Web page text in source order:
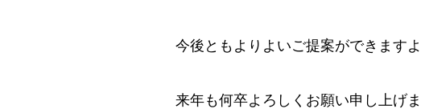
今後ともよりよいご提案ができます
来年も何卒よろしくお願い申し上げま